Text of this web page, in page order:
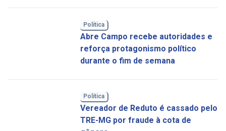
Política
Abre Campo recebe autoridades e
reforça protagonismo político
durante o fim de semana
Política
Vereador de Reduto é cassado pelo
TRE-MG por fraude à cota de